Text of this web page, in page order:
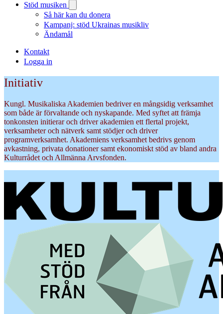
Stöd musiken
Så här kan du donera
Kampanj: stöd Ukrainas musikliv
Ändamål
Kontakt
Logga in
Initiativ
Kungl. Musikaliska Akademien bedriver en mångsidig verksamhet
som både är förvaltande och nyskapande. Med syftet att främja
tonkonsten initierar och driver akademien ett flertal projekt,
verksamheter och nätverk samt stödjer och driver
programverksamhet. Akademiens verksamhet bedrivs genom
avkastning, privata donationer samt ekonomiskt stöd av bland andra
Kulturrådet och Allmänna Arvsfonden.